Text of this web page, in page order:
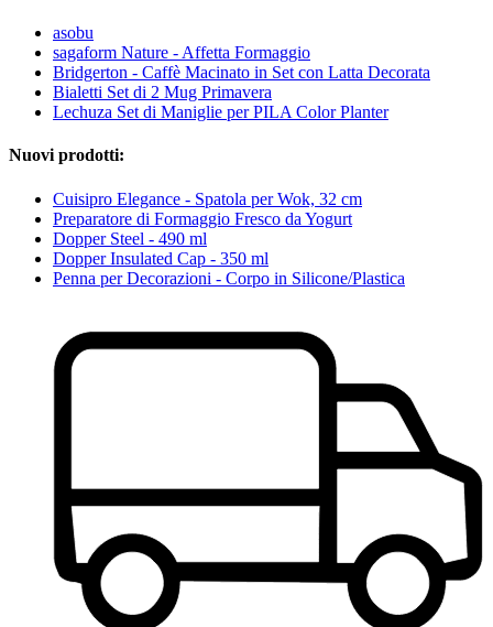
asobu
sagaform Nature - Affetta Formaggio
Bridgerton - Caffè Macinato in Set con Latta Decorata
Bialetti Set di 2 Mug Primavera
Lechuza Set di Maniglie per PILA Color Planter
Nuovi prodotti:
Cuisipro Elegance - Spatola per Wok, 32 cm
Preparatore di Formaggio Fresco da Yogurt
Dopper Steel - 490 ml
Dopper Insulated Cap - 350 ml
Penna per Decorazioni - Corpo in Silicone/Plastica